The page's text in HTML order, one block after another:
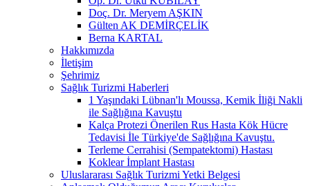
Doç. Dr. Meryem AŞKIN
Gülten AK DEMİRÇELİK
Berna KARTAL
Hakkımızda
İletişim
Şehrimiz
Sağlık Turizmi Haberleri
1 Yaşındaki Lübnan'lı Moussa, Kemik İliği Nakli
ile Sağlığına Kavuştu
Kalça Protezi Önerilen Rus Hasta Kök Hücre
Tedavisi İle Türkiye'de Sağlığına Kavuştu.
Terleme Cerrahisi (Sempatektomi) Hastası
Koklear İmplant Hastası
Uluslararası Sağlık Turizmi Yetki Belgesi